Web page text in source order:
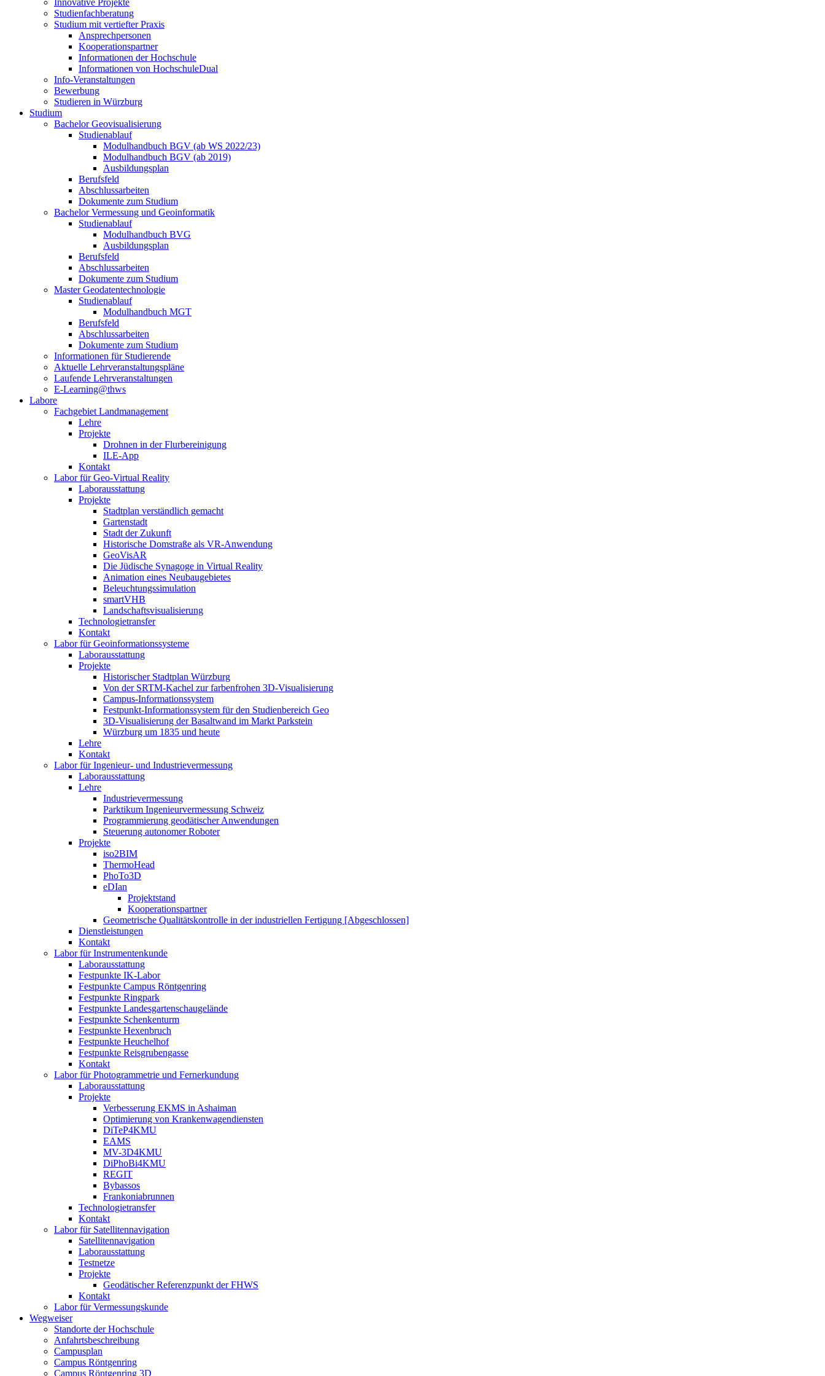
Innovative Projekte
Studienfachberatung
Studium mit vertiefter Praxis
Ansprechpersonen
Kooperationspartner
Informationen der Hochschule
Informationen von HochschuleDual
Info-Veranstaltungen
Bewerbung
Studieren in Würzburg
Studium
Bachelor Geovisualisierung
Studienablauf
Modulhandbuch BGV (ab WS 2022/23)
Modulhandbuch BGV (ab 2019)
Ausbildungsplan
Berufsfeld
Abschlussarbeiten
Dokumente zum Studium
Bachelor Vermessung und Geoinformatik
Studienablauf
Modulhandbuch BVG
Ausbildungsplan
Berufsfeld
Abschlussarbeiten
Dokumente zum Studium
Master Geodatentechnologie
Studienablauf
Modulhandbuch MGT
Berufsfeld
Abschlussarbeiten
Dokumente zum Studium
Informationen für Studierende
Aktuelle Lehrveranstaltungspläne
Laufende Lehrveranstaltungen
E-Learning@thws
Labore
Fachgebiet Landmanagement
Lehre
Projekte
Drohnen in der Flurbereinigung
ILE-App
Kontakt
Labor für Geo-Virtual Reality
Laborausstattung
Projekte
Stadtplan verständlich gemacht
Gartenstadt
Stadt der Zukunft
Historische Domstraße als VR-Anwendung
GeoVisAR
Die Jüdische Synagoge in Virtual Reality
Animation eines Neubaugebietes
Beleuchtungssimulation
smartVHB
Landschaftsvisualisierung
Technologietransfer
Kontakt
Labor für Geoinformationssysteme
Laborausstattung
Projekte
Historischer Stadtplan Würzburg
Von der SRTM-Kachel zur farbenfrohen 3D-Visualisierung
Campus-Informationssystem
Festpunkt-Informationssystem für den Studienbereich Geo
3D-Visualisierung der Basaltwand im Markt Parkstein
Würzburg um 1835 und heute
Lehre
Kontakt
Labor für Ingenieur- und Industrievermessung
Laborausstattung
Lehre
Industrievermessung
Parktikum Ingenieurvermessung Schweiz
Programmierung geodätischer Anwendungen
Steuerung autonomer Roboter
Projekte
iso2BIM
ThermoHead
PhoTo3D
eDIan
Projektstand
Kooperationspartner
Geometrische Qualitätskontrolle in der industriellen Fertigung [Abgeschlossen]
Dienstleistungen
Kontakt
Labor für Instrumentenkunde
Laborausstattung
Festpunkte IK-Labor
Festpunkte Campus Röntgenring
Festpunkte Ringpark
Festpunkte Landesgartenschaugelände
Festpunkte Schenkenturm
Festpunkte Hexenbruch
Festpunkte Heuchelhof
Festpunkte Reisgrubengasse
Kontakt
Labor für Photogrammetrie und Fernerkundung
Laborausstattung
Projekte
Verbesserung EKMS in Ashaiman
Optimierung von Krankenwagendiensten
DiTeP4KMU
EAMS
MV-3D4KMU
DiPhoBi4KMU
REGIT
Bybassos
Frankoniabrunnen
Technologietransfer
Kontakt
Labor für Satellitennavigation
Satellitennavigation
Laborausstattung
Testnetze
Projekte
Geodätischer Referenzpunkt der FHWS
Kontakt
Labor für Vermessungskunde
Wegweiser
Standorte der Hochschule
Anfahrtsbeschreibung
Campusplan
Campus Röntgenring
Campus Röntgenring 3D